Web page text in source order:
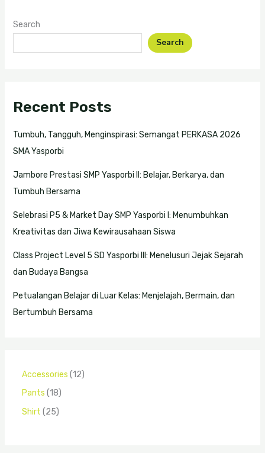
Search
Search
Recent Posts
Tumbuh, Tangguh, Menginspirasi: Semangat PERKASA 2026
SMA Yasporbi
Jambore Prestasi SMP Yasporbi II: Belajar, Berkarya, dan
Tumbuh Bersama
Selebrasi P5 & Market Day SMP Yasporbi I: Menumbuhkan
Kreativitas dan Jiwa Kewirausahaan Siswa
Class Project Level 5 SD Yasporbi III: Menelusuri Jejak Sejarah
dan Budaya Bangsa
Petualangan Belajar di Luar Kelas: Menjelajah, Bermain, dan
Bertumbuh Bersama
Accessories 12
Pants 18
Shirt 25